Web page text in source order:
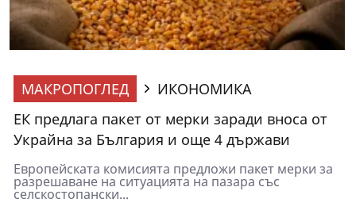
МАКРОПОГЛЕД
ИКОНОМИКА
ЕК предлага пакет от мерки заради вноса от
Украйна за България и още 4 държави
Европейската комисията предложи пакет мерки за
разрешаване на ситуацията на пазара със
селскостопански...